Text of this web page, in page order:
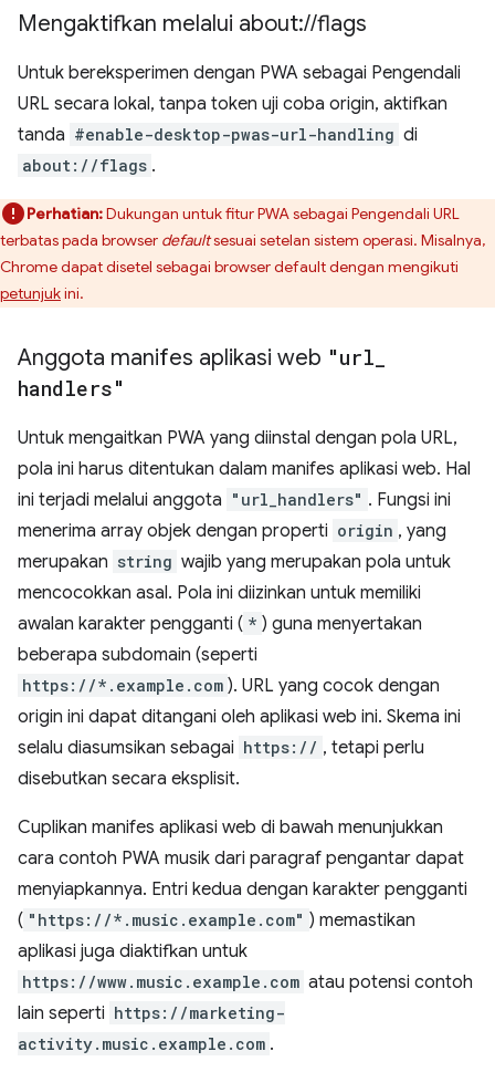
Mengaktifkan melalui about://flags
Untuk bereksperimen dengan PWA sebagai Pengendali
URL secara lokal, tanpa token uji coba origin, aktifkan
tanda #enable-desktop-pwas-url-handling di
about://flags .
Perhatian:Dukungan untuk fitur PWA sebagai Pengendali URL
terbatas pada browser defaultsesuai setelan sistem operasi. Misalnya,
Chrome dapat disetel sebagai browser default dengan mengikuti
petunjukini.
Anggota manifes aplikasi web "url
handlers"
Untuk mengaitkan PWA yang diinstal dengan pola URL,
pola ini harus ditentukan dalam manifes aplikasi web. Hal
ini terjadi melalui anggota "url_handlers" . Fungsi ini
menerima array objek dengan properti origin , yang
merupakan string wajib yang merupakan pola untuk
mencocokkan asal. Pola ini diizinkan untuk memiliki
awalan karakter pengganti ( * ) guna menyertakan
beberapa subdomain (seperti
https://*.example.com ). URL yang cocok dengan
origin ini dapat ditangani oleh aplikasi web ini. Skema ini
selalu diasumsikan sebagai https:// , tetapi perlu
disebutkan secara eksplisit.
Cuplikan manifes aplikasi web di bawah menunjukkan
cara contoh PWA musik dari paragraf pengantar dapat
menyiapkannya. Entri kedua dengan karakter pengganti
( "https://*.music.example.com" ) memastikan
aplikasi juga diaktifkan untuk
https://www.music.example.com atau potensi contoh
lain seperti https://marketing-
activity.music.example.com .